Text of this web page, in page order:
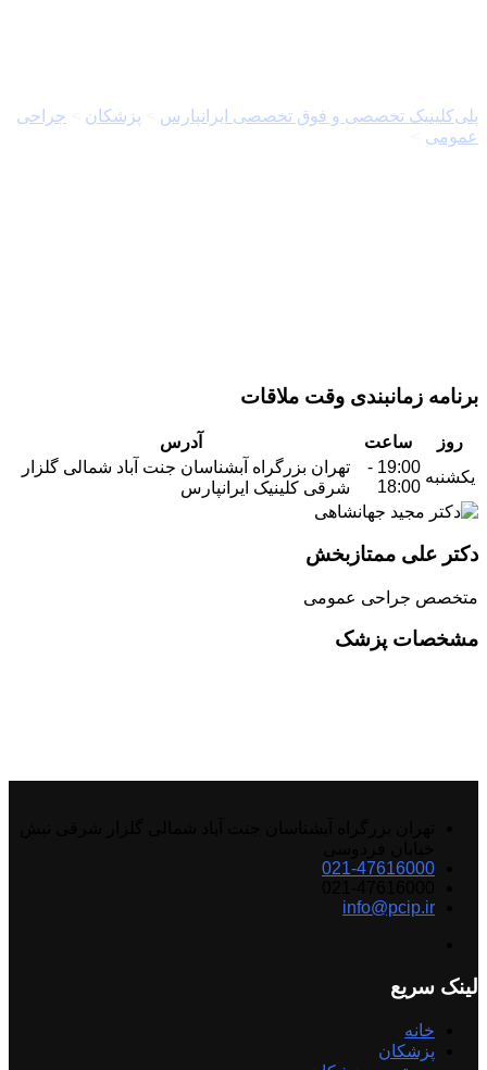
پلی‌کلینیک تخصصی و فوق تخصصی ایرانپارس پزشکان
جراحی
عمومی
برنامه زمانبندی وقت ملاقات
روز ساعت
آدرس
یکشنبه
19:00 -
18:00
تهران بزرگراه آبشناسان جنت آباد شمالی گلزار
شرقی کلینیک ایرانپارس
دکتر علی ممتازبخش
متخصص جراحی عمومی
مشخصات پزشک
021-47616000
info@pcip.ir
لینک سریع
خانه
پزشکان